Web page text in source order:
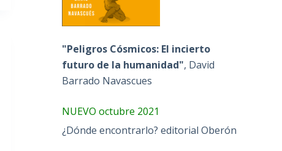
"Peligros Cósmicos: El incierto
futuro de la humanidad", David
Barrado Navascues
NUEVO octubre 2021
¿Dónde encontrarlo? editorial Oberón